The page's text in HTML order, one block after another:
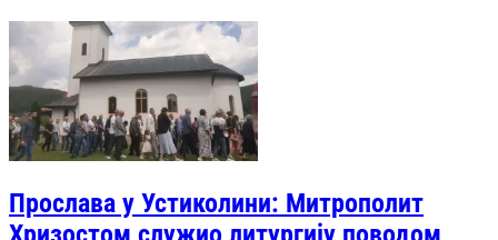
Прослава у Устиколини: Митрополит